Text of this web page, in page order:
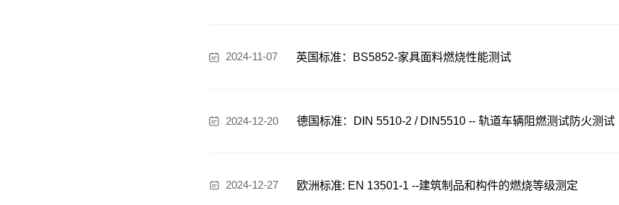
2024-11-07 英国标准：BS5852-家具面料燃烧性能测试
2024-12-20 德国标准：DIN 5510-2 / DIN5510 -- 轨道车辆阻燃测试防火测试
2024-12-27 欧洲标准: EN 13501-1 --建筑制品和构件的燃烧等级测定